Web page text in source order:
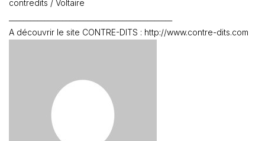
contredits / Voltaire
A découvrir le site CONTRE-DITS : http://www.contre-dits.com